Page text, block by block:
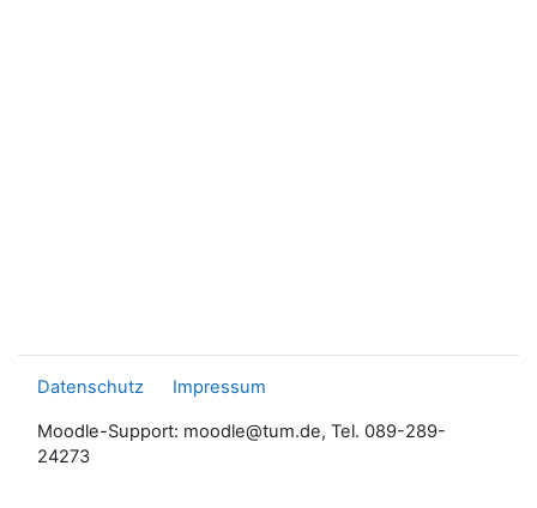
Datenschutz Impressum
Moodle-Support: moodle@tum.de, Tel. 089-289-
24273